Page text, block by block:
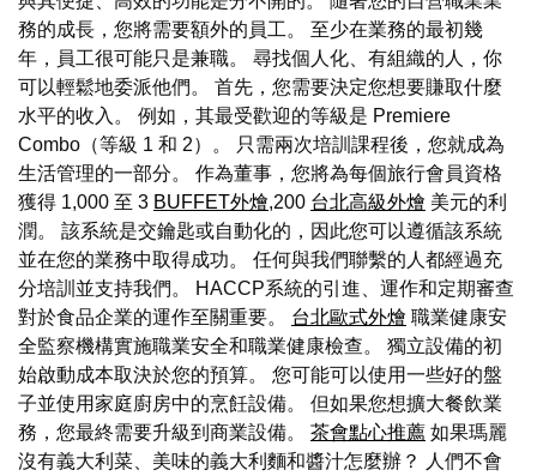
務的成長，您將需要額外的員工。 至少在業務的最初幾
年，員工很可能只是兼職。 尋找個人化、有組織的人，你
可以輕鬆地委派他們。 首先，您需要決定您想要賺取什麼
水平的收入。 例如，其最受歡迎的等級是 Premiere
Combo（等級 1 和 2）。 只需兩次培訓課程後，您就成為
生活管理的一部分。 作為董事，您將為每個旅行會員資格
獲得 1,000 至 3 BUFFET外燴,200 台北高級外燴 美元的利
潤。 該系統是交鑰匙或自動化的，因此您可以遵循該系統
並在您的業務中取得成功。 任何與我們聯繫的人都經過充
分培訓並支持我們。 HACCP系統的引進、運作和定期審查
對於食品企業的運作至關重要。 台北歐式外燴 職業健康安
全監察機構實施職業安全和職業健康檢查。 獨立設備的初
始啟動成本取決於您的預算。 您可能可以使用一些好的盤
子並使用家庭廚房中的烹飪設備。 但如果您想擴大餐飲業
務，您最終需要升級到商業設備。 茶會點心推薦 如果瑪麗
沒有義大利菜、美味的義大利麵和醬汁怎麼辦？ 人們不會